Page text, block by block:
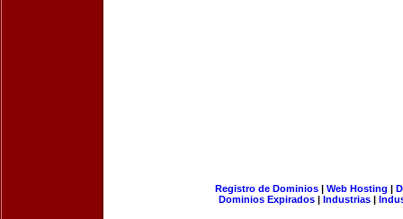
Registro de Dominios| Web Hosting |
Dominios Expirados | Industrias |